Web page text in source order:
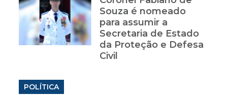
Souza é nomeado
para assumir a
Secretaria de Estado
da Proteção e Defesa
Civil
POLÍTICA